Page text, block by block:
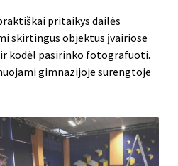
pritaikys dailės
skirtingus objektus įvairiose
kodėl pasirinko fotografuoti.
gimnazijoje surengtoje